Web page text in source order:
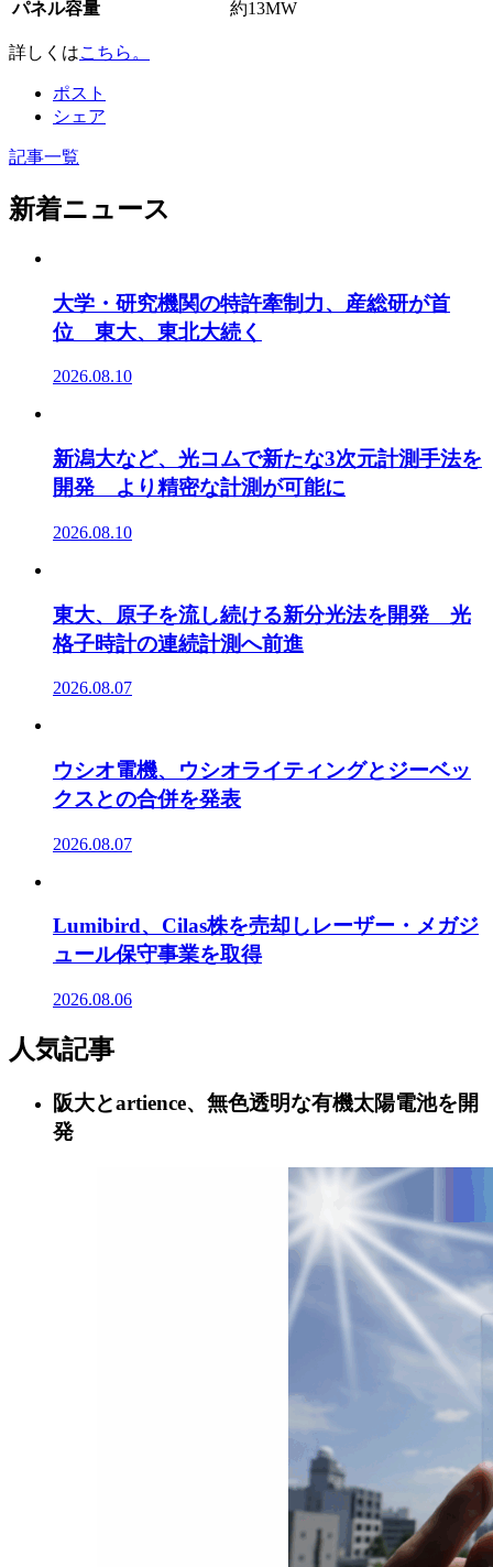
パネル容量 約13MW
詳しくはこちら。
ポスト
シェア
記事一覧
新着ニュース
大学・研究機関の特許牽制力、産総研が首
位 東大、東北大続く
2026.08.10
新潟大など、光コムで新たな3次元計測手法を
開発 より精密な計測が可能に
2026.08.10
東大、原子を流し続ける新分光法を開発 光
格子時計の連続計測へ前進
2026.08.07
ウシオ電機、ウシオライティングとジーベッ
クスとの合併を発表
2026.08.07
Lumibird、Cilas株を売却しレーザー・メガジ
ュール保守事業を取得
2026.08.06
人気記事
阪大とartience、無色透明な有機太陽電池を開
発